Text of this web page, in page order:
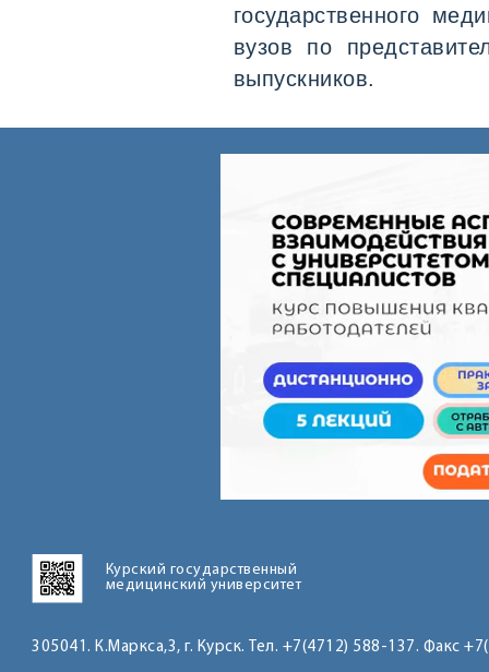
государственного
вузов по
выпускников.
Курский государственный
медицинский университет
305041. К.Маркса,3, г. Курск. Тел. +7(4712) 588-137. Факс